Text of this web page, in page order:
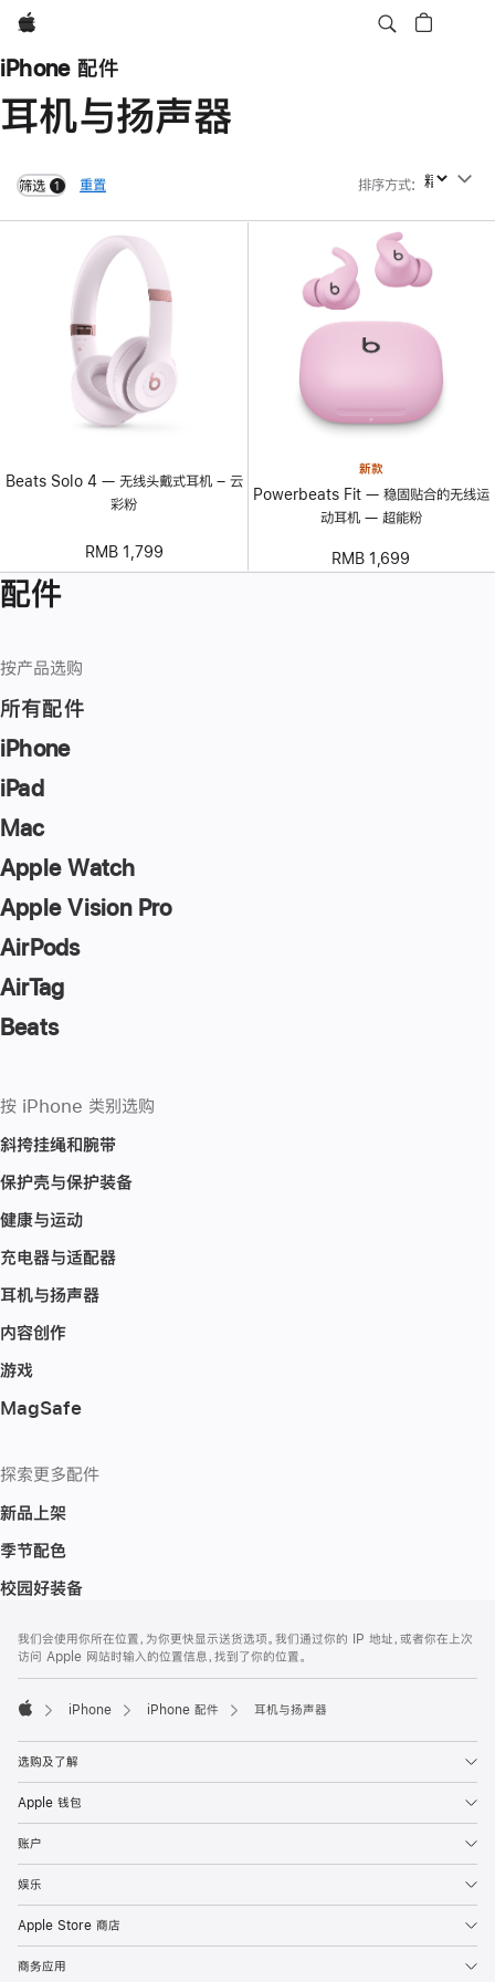
Apple
iPhone 配件
耳机与扬声器
筛选 1
filters active
重置 排序方式: 排序方式
Beats Solo 4 — 无线头戴式耳机 – 云
彩粉
RMB 1,799
新款
Powerbeats Fit — 稳固贴合的无线运
动耳机 — 超能粉
RMB 1,699
配件
按产品选购
所有配件
iPhone
iPad
Mac
Apple Watch
Apple Vision Pro
AirPods
AirTag
Beats
按 iPhone 类别选购
斜挎挂绳和腕带
保护壳与保护装备
健康与运动
充电器与适配器
耳机与扬声器
内容创作
游戏
MagSafe
探索更多配件
新品上架
季节配色
校园好装备
页
页
脚
注
我们会使用你所在位置，为你更快显示送货选项。我们通过你的 IP 地址，或者你在上次
访问 Apple 网站时输入的位置信息，找到了你的位置。
iPhone iPhone 配件 耳机与扬声器
选购及了解
Apple 钱包
账户
娱乐
Apple Store 商店
商务应用